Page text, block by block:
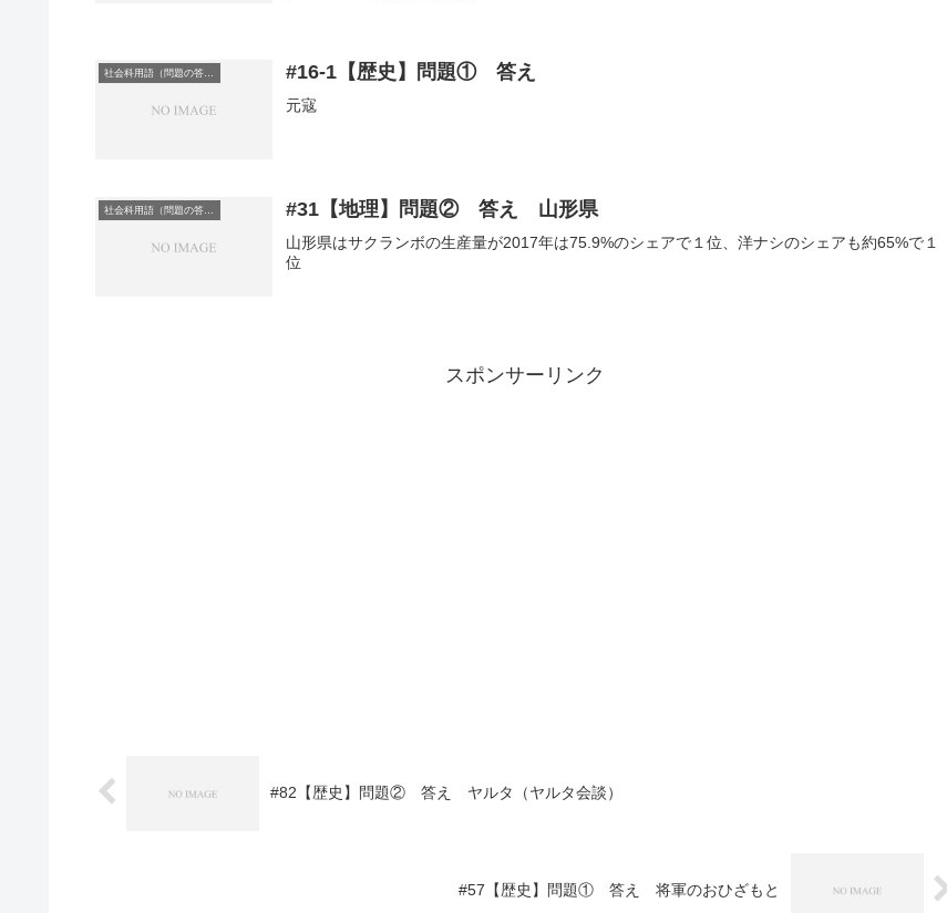
#16-1【歴史】問題① 答え
元寇
#31【地理】問題② 答え 山形県
山形県はサクランボの生産量が2017年は75.9%のシェアで１位、洋ナシのシェアも約65%で１
位
スポンサーリンク
#82【歴史】問題② 答え ヤルタ（ヤルタ会談）
#57【歴史】問題① 答え 将軍のおひざもと